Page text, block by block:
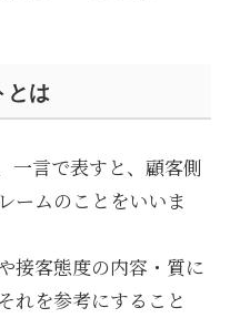
とは
一言で表すと、顧客側
ームのことをいいま
接客態度の内容・質に
れを参考にすること